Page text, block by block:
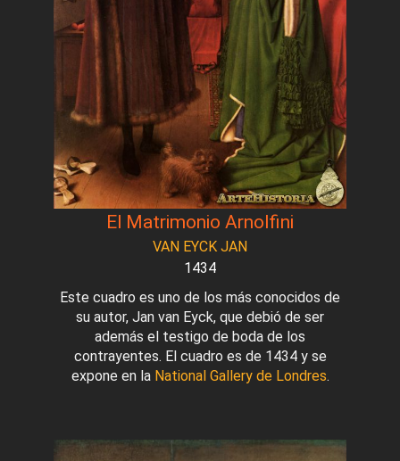
El Matrimonio Arnolfini
VAN EYCK JAN
1434
Este cuadro es uno de los más conocidos de
su autor, Jan van Eyck, que debió de ser
además el testigo de boda de los
contrayentes. El cuadro es de 1434 y se
expone en la National Gallery de Londres.